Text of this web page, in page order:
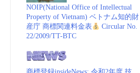
NOIP(National Office of Intellectual
Property of Vietnam) ベトナム知的財
産庁 商標関連料金表
Circular No.
22/2009/TT-BTC